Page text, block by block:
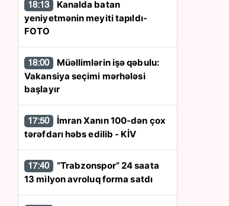
18:13
yeniyetmənin meyiti tapıldı-
FOTO
18:00
Vakansiya seçimi mərhələsi
başlayır
17:50
tərəfdarı həbs edilib - KİV
17:40
13 milyon avroluq forma satdı